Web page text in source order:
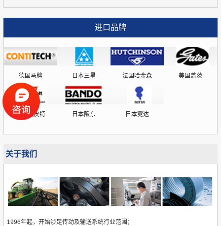
进口品牌
德国马牌 日本三星 法国哈金森 美国盖茨
德国欧皮特 日本阪东 日本霓达
关于我们
1996年起，开始涉足传动及输送系统行业范围；